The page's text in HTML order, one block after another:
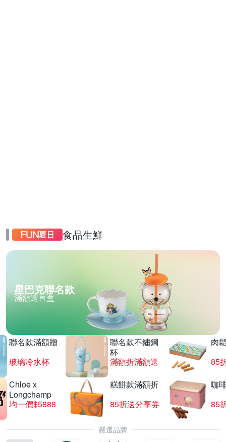
食品生鮮
星巴克聯名款
滿額送盲盒
聯名款滿額贈
玻璃冷水杯
聯名款不鏽鋼
杯
滿額折滿額送
肉
85
Chloe x
Longchamp
均一價$5888
糕餅款滿額折
85折送分享券
咖
85
嚴選品牌